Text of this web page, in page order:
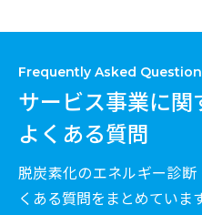
Frequently Asked
サービス事業に関
よくある質問
脱炭素化のエネルギー診
くある質問をまとめています